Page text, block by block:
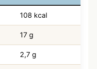
108 kcal
17 g
2,7 g